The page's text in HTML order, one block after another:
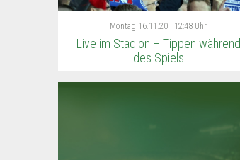
Montag 16.11.20 | 12:48 Uhr
Live im Stadion – Tippen während
des Spiels